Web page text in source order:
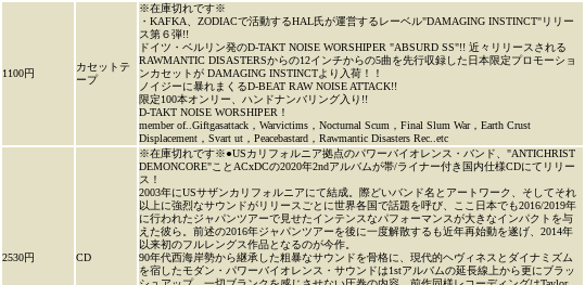
1100円
カセットテ
ープ
※在庫切れです※
・KAFKA、ZODIACで活動するHAL氏が運営するレーベル"DAMAGING INSTINCT"リリー
ス第６弾!!
ドイツ・ベルリン発のD-TAKT NOISE WORSHIPER "ABSURD SS"!! 近々リリースされる
RAWMANTIC DISASTERSからの12インチからの5曲を先行収録した日本限定プロモーショ
ンカセットが DAMAGING INSTINCTより入荷！！
ノイジーに暴れまくるD-BEAT RAW NOISE ATTACK!!
限定100本オンリー、ハンドナンバリング入り!!
D-TAKT NOISE WORSHIPER！
member of..Giftgasattack，Warvictims，Nocturnal Scum，Final Slum War，Earth Crust
Displacement，Svart ut，Peacebastard，Rawmantic Disasters Rec..etc
2530円 CD
※在庫切れです※●USカリフォルニア拠点のパワーバイオレンス・バンド、"ANTICHRIST
DEMONCORE"ことACxDCの2020年2ndアルバムが帯/ライナー付き国内仕様CDにてリリー
ス！
2003年にUSサザンカリフォルニアにて結成。際どいバンド名とアートワーク、そしてそれ
以上に強烈なサウンドがリリースごとに世界各国で話題を呼び、ここ日本でも2016/2019年
に行われたジャパンツアーで見せたインテンスなパフォーマンスが大きなインパクトを与
えた彼ら。前述の2016年ジャパンツアーを後に一度解散するも近年再始動を遂げ、2014年
以来初のフルレングス作品となるのが今作。
90年代西海岸勢から継承した粗暴なサウンドを骨格に、現代的ヘヴィネスとダイナミズム
を宿したモダン・パワーバイオレンス・サウンドは1stアルバムの延長線上から更にブラッ